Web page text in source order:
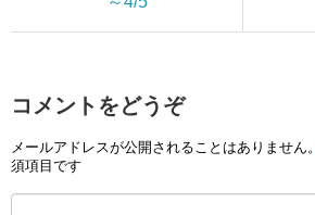
コメントをどうぞ
メールアドレスが公開されることはありません。
須項目です